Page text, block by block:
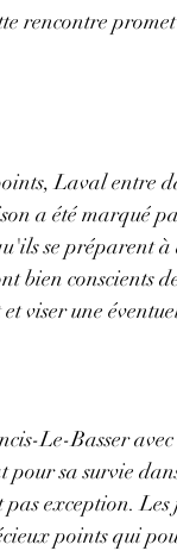
rencontre
Laval entre
a été marqué
se préparent
bien conscients
viser une
Le-Basser
pour sa survie
exception. Les
points qui